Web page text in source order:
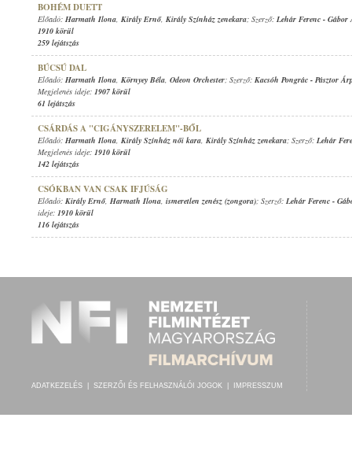
BOHÉM DUETT
Előadó: Harmath Ilona, Király Ernő, Király Színház zenekara; Szerző: Lehár Ferenc - Gábor
1910 körül
259 lejátszás
BÚCSÚ DAL
Előadó: Harmath Ilona, Környey Béla, Odeon Orchester; Szerző: Kacsóh Pongrác - Pásztor
Megjelenés ideje: 1907 körül
61 lejátszás
CSÁRDÁS A "CIGÁNYSZERELEM"-BŐL
Előadó: Harmath Ilona, Király Színház női kara, Király Színház zenekara; Szerző: Lehár
Megjelenés ideje: 1910 körül
142 lejátszás
CSÓKBAN VAN CSAK IFJÚSÁG
Előadó: Király Ernő, Harmath Ilona, ismeretlen zenész (zongora); Szerző: Lehár Ferenc -
ideje: 1910 körül
116 lejátszás
ADATKEZELÉS SZERZŐI ÉS FELHASZNÁLÓI JOGOK IMPRESSZUM